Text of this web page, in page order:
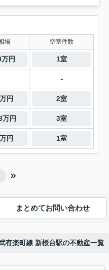
場 空室件数
円 1室
-
円 2室
万円 3室
円 1室
まとめてお問い合わせ
有楽町線 新桜台駅の不動産一覧